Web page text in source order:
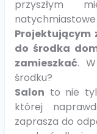
przyszłym
Projektującym
do środka
zamieszkać.
środku?
Salon to nie
której
zaprasza do